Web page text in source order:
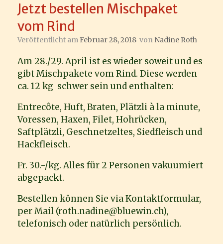
Jetzt bestellen Mischpaket
vom Rind
Veröffentlicht amFebruar 28, 2018 von Nadine Roth
Am 28./29. April ist es wieder soweit und es
gibt Mischpakete vom Rind. Diese werden
ca. 12 kg schwer sein und enthalten:
Entrecôte, Huft, Braten, Plätzli à la minute,
Voressen, Haxen, Filet, Hohrücken,
Saftplätzli, Geschnetzeltes, Siedfleisch und
Hackfleisch.
Fr. 30.-/kg. Alles für 2 Personen vakuumiert
abgepackt.
Bestellen können Sie via Kontaktformular,
per Mail (roth.nadine@bluewin.ch),
telefonisch oder natürlich persönlich.